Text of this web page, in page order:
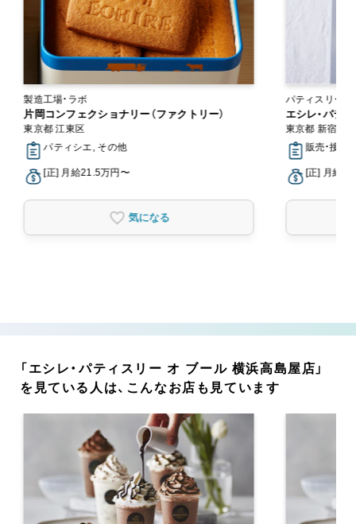
製造工場・ラボ
片岡コンフェクショナリー（ファクトリー）
東京都 江東区
パティシエ, その他
[正] 月給21.5万円〜
気になる
パティスリー・
エシレ・パテ
東京都 新宿区
販売・接客
[正] 月給
「エシレ・パティスリー オ ブール 横浜高島屋店」
を見ている人は、こんなお店も見ています